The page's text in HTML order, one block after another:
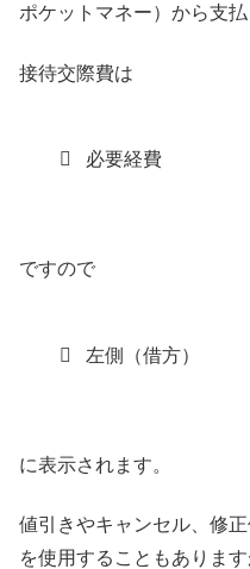
ポケットマネー）から支払
接待交際費は
必要経費
ですので
左側（借方）
に表示されます。
値引きやキャンセル、修
を使用することもありま